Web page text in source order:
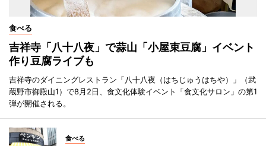
食べる
吉祥寺「八十八夜」で蒜山「小屋束豆腐」イベント
作り豆腐ライブも
吉祥寺のダイニングレストラン「八十八夜（はちじゅうはちや）」（武
蔵野市御殿山1）で8月2日、食文化体験イベント「食文化サロン」の第1
弾が開催される。
食べる